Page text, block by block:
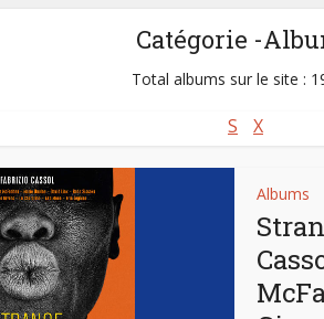
Catégorie -
Total albums sur le site :
S X
Albums